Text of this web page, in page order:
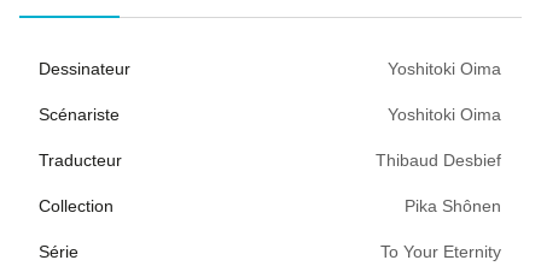
Dessinateur Yoshitoki Oima
Scénariste Yoshitoki Oima
Traducteur Thibaud Desbief
Collection Pika Shônen
Série To Your Eternity